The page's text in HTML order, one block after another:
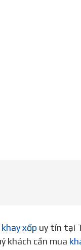
xốp uy tín tại
khách cần mua